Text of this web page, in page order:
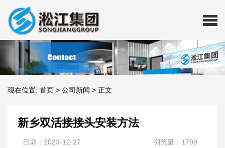
现在位置: 首页 > 公司新闻 > 正文
新乡双活接接头安装方法
日期：2023-12-27 浏览量：1799